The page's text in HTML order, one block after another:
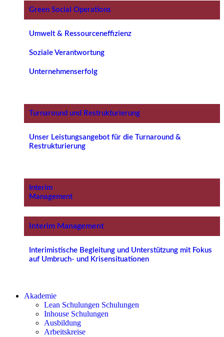
Green Social Operations
Umwelt & Ressourceneffizienz
Soziale Verantwortung
Unternehmenserfolg
Turnaround und Restrukturierung
Unser Leistungsangebot für die Turnaround &
Restrukturierung
Interim
Management
Interim Management
Interimistische Begleitung und Unterstützung mit Fokus
auf Umbruch- und Krisensituationen
Akademie
Lean Schulungen Schulungen
Inhouse Schulungen
Ausbildung
Arbeitskreise